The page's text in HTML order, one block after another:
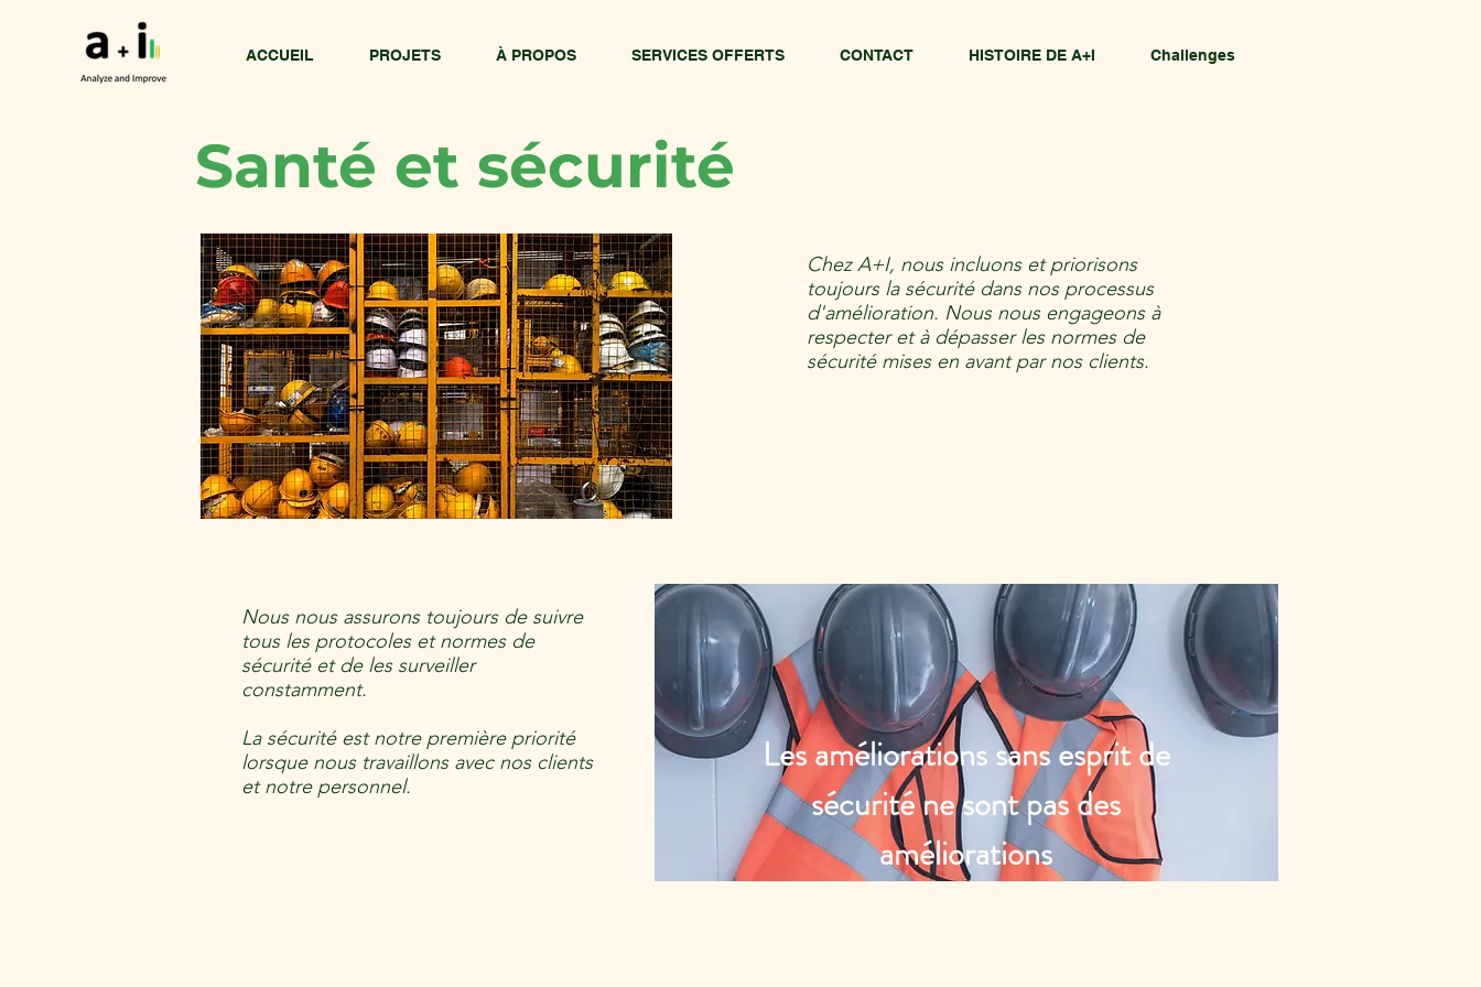
ACCUEIL PROJETS À PROPOS SERVICES OFFERTS CONTACT HISTOIRE DE A+I Challenges
Santé et sécurité
Chez A+I, nous incluons et priorisons
toujours la sécurité dans nos processus
d'amélioration. Nous nous engageons à
respecter et à dépasser les normes de
sécurité mises en avant par nos clients.
Nous nous assurons toujours de suivre
tous les protocoles et normes de
sécurité et de les surveiller
constamment.
La sécurité est notre première priorité
lorsque nous travaillons avec nos clients
et notre personnel.
Les améliorations sans esprit de
sécurité ne sont pas des
améliorations